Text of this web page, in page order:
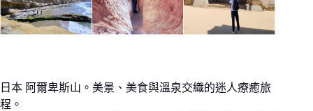
日本 阿爾卑斯山。美景、美食與溫泉交織的迷人療癒旅
程。